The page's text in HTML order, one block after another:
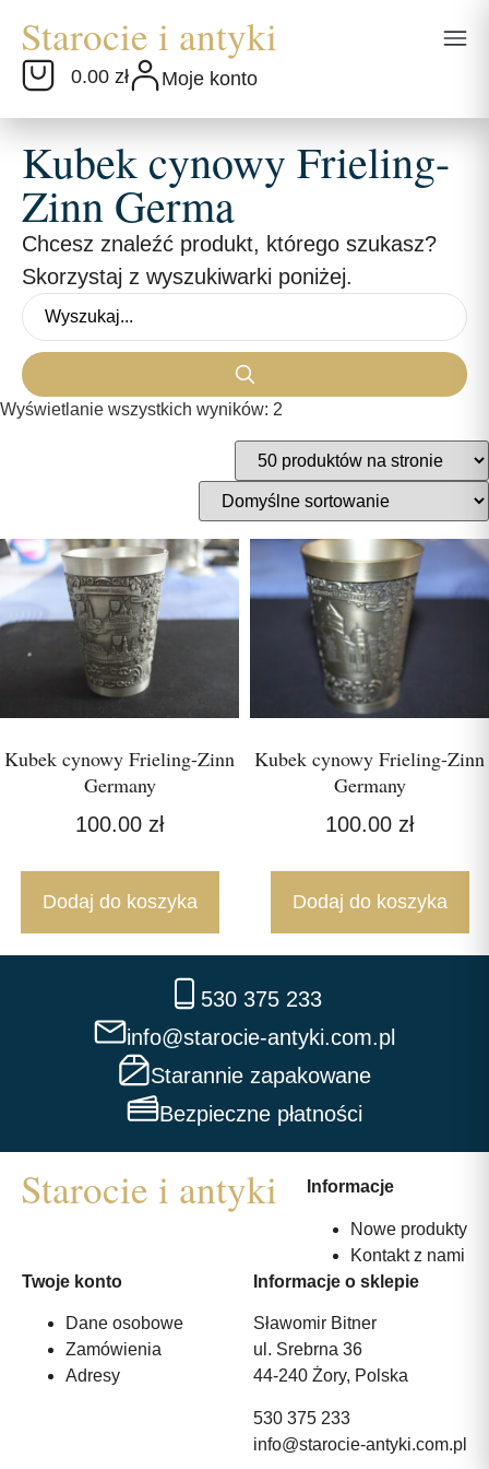
0.00 zł Moje konto
Kubek cynowy Frieling-
Zinn Germa
Chcesz znaleźć produkt, którego szukasz?
Skorzystaj z wyszukiwarki poniżej.
Wyświetlanie wszystkich wyników: 2
Kubek cynowy Frieling-Zinn
Germany
100.00 zł
Dodaj do koszyka
Kubek cynowy Frieling-Zinn
Germany
100.00 zł
Dodaj do koszyka
530 375 233
info@starocie-antyki.com.pl
Starannie zapakowane
Bezpieczne płatności
Informacje
Nowe produkty
Kontakt z nami
Twoje konto
Dane osobowe
Zamówienia
Adresy
Informacje o sklepie
Sławomir Bitner
ul. Srebrna 36
44-240 Żory, Polska
530 375 233
info@starocie-antyki.com.pl